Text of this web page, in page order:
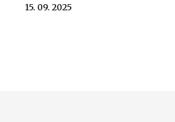
15. 09. 2025